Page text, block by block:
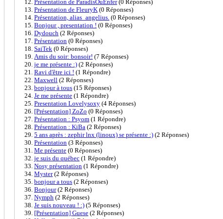
Présentation de ParadisOuEnfer(0 Réponses)
Présentation de FleuryK (0 Réponses)
Présentation, alias_angelius. (0 Réponses)
Bonjour , presentation ! (0 Réponses)
Dydouch (2 Réponses)
Présentation (0 Réponses)
SaiTek (0 Réponses)
Amis du soir: bonsoir! (7 Réponses)
je me présente :) (2 Réponses)
Ravi d'être ici ! (1 Répondre)
Maxwell (2 Réponses)
bonjour à tous (15 Réponses)
Je me présente (1 Répondre)
Presentation Lovelysoxy (4 Réponses)
[Présentation] ZoZo (0 Réponses)
Présentation : Psyom (1 Répondre)
Présentation : KiBa (2 Réponses)
5 ans après : zephir lnx (linoux) se présente :) (2 Réponses)
Présentation (3 Réponses)
Me présente (0 Réponses)
je suis du québec (1 Répondre)
Nosy présentation (1 Répondre)
Myster(2 Réponses)
bonjour a tous (2 Réponses)
Bonjour(2 Réponses)
Nymph (2 Réponses)
Je suis nouveau ! :) (5 Réponses)
[Présentation] Guese (2 Réponses)